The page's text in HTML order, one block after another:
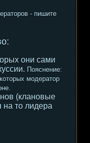
- пишите
они сами
Пояснение:
модератор
(клановые
то лидера